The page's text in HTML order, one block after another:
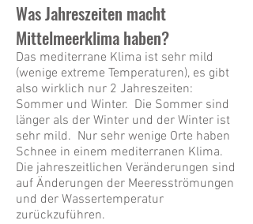
Was Jahreszeiten macht
Mittelmeerklima haben?
Das mediterrane Klima ist sehr mild
(wenige extreme Temperaturen), es gibt
also wirklich nur 2 Jahreszeiten:
Sommer und Winter. Die Sommer sind
länger als der Winter und der Winter ist
sehr mild. Nur sehr wenige Orte haben
Schnee in einem mediterranen Klima.
Die jahreszeitlichen Veränderungen sind
auf Änderungen der Meeresströmungen
und der Wassertemperatur
zurückzuführen.